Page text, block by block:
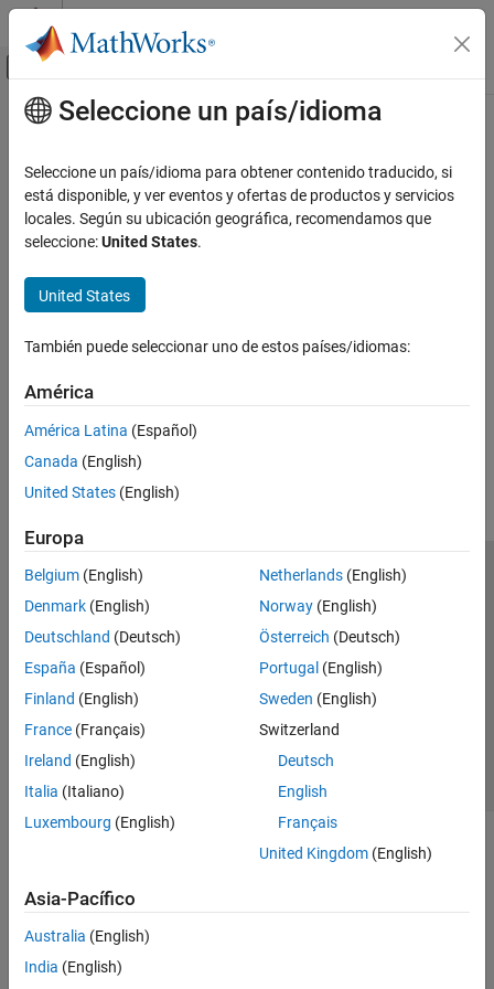
Saltar al contenido
Mostrar/ocultar menú de navegación
Inicio de Documentación
Contenido principal
How useful was this information?
Seleccione un país/idioma
Seleccione un país/idioma para obtener contenido traducido, si
está disponible, y ver eventos y ofertas de productos y servicios
locales. Según su ubicación geográfica, recomendamos que
seleccione:United States.
United States
También puede seleccionar uno de estos países/idiomas:
América
América Latina (Español)
Canada (English)
United States (English)
Europa
Belgium (English)
Denmark (English)
Deutschland (Deutsch)
España (Español)
Finland (English)
France (Français)
Ireland (English)
Italia (Italiano)
Luxembourg (English)
Netherlands(English)
Norway(English)
Österreich (Deutsch)
Portugal (English)
Sweden (English)
Switzerland
Deutsch
English
Français
United Kingdom(English)
Asia-Pacífico
Australia (English)
India (English)
Centro de confianza
Marcas comerciales
Política de privacidad
Antipiratería
Estado de las aplicaciones
Información de contacto
© 1994-2026 The MathWorks, Inc.